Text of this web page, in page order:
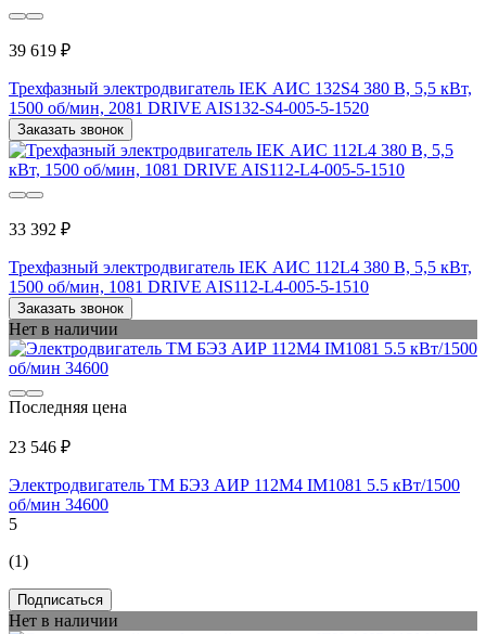
39 619 ₽
Трехфазный электродвигатель IEK АИС 132S4 380 В, 5,5 кВт,
1500 об/мин, 2081 DRIVE AIS132-S4-005-5-1520
Заказать звонок
33 392 ₽
Трехфазный электродвигатель IEK АИС 112L4 380 В, 5,5 кВт,
1500 об/мин, 1081 DRIVE AIS112-L4-005-5-1510
Заказать звонок
Нет в наличии
Последняя цена
23 546 ₽
Электродвигатель ТМ БЭЗ АИР 112M4 IM1081 5.5 кВт/1500
об/мин 34600
5
(1)
Подписаться
Нет в наличии